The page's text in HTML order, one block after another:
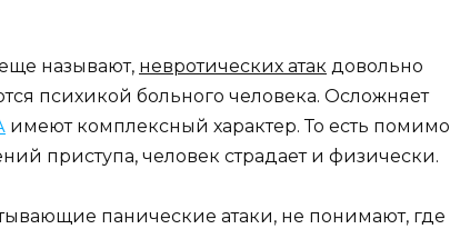
называют, невротических атак довольно
психикой больного человека. Осложняет
имеют комплексный характер. То есть помимо
приступа, человек страдает и физически.
панические атаки, не понимают, где